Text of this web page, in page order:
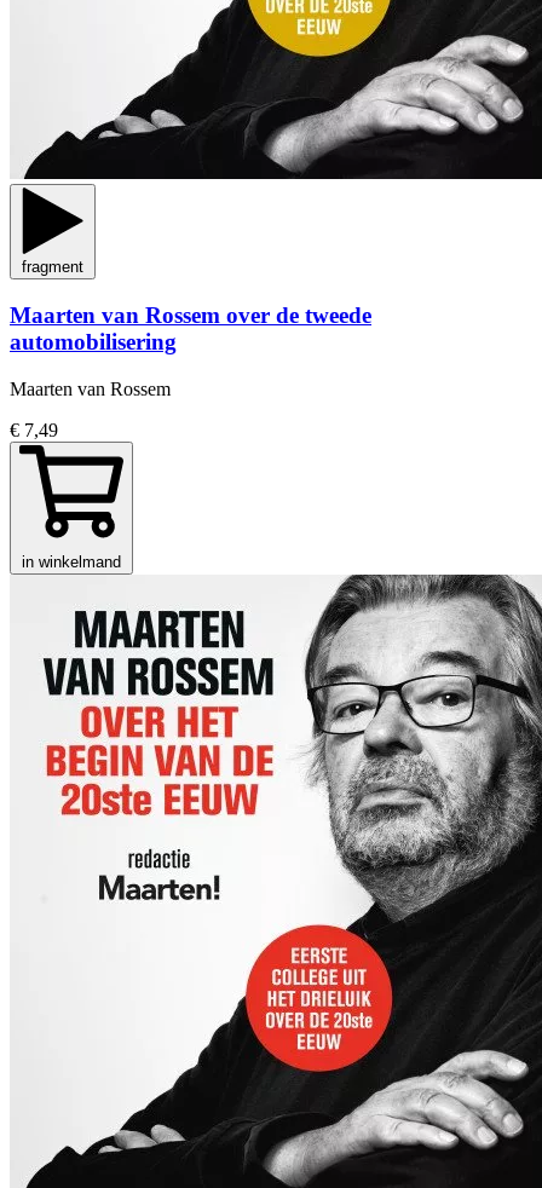
fragment
Maarten van Rossem over de tweede
automobilisering
Maarten van Rossem
€ 7,49
in winkelmand